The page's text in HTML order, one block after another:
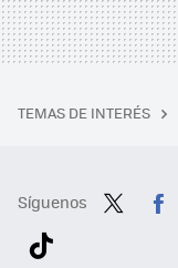
TEMAS DE INTERÉS
Síguenos